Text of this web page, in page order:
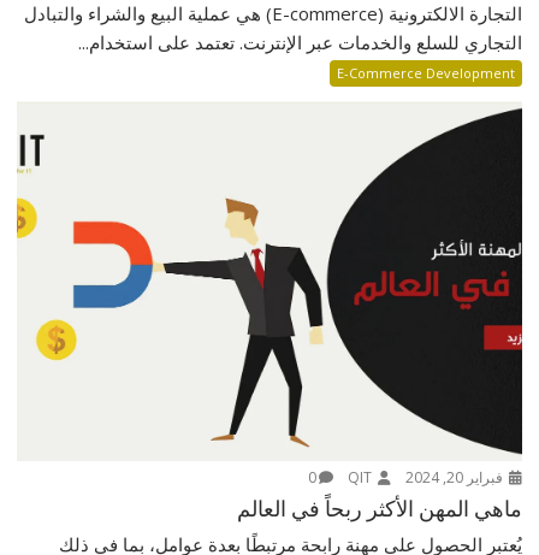
التجارة الالكترونية (E-commerce) هي عملية البيع والشراء والتبادل
التجاري للسلع والخدمات عبر الإنترنت. تعتمد على استخدام...
E-Commerce Development
فبراير 20, 2024 QIT
0
ماهي المهن الأكثر ربحاً في العالم
يُعتبر الحصول على مهنة رابحة مرتبطًا بعدة عوامل، بما في ذلك